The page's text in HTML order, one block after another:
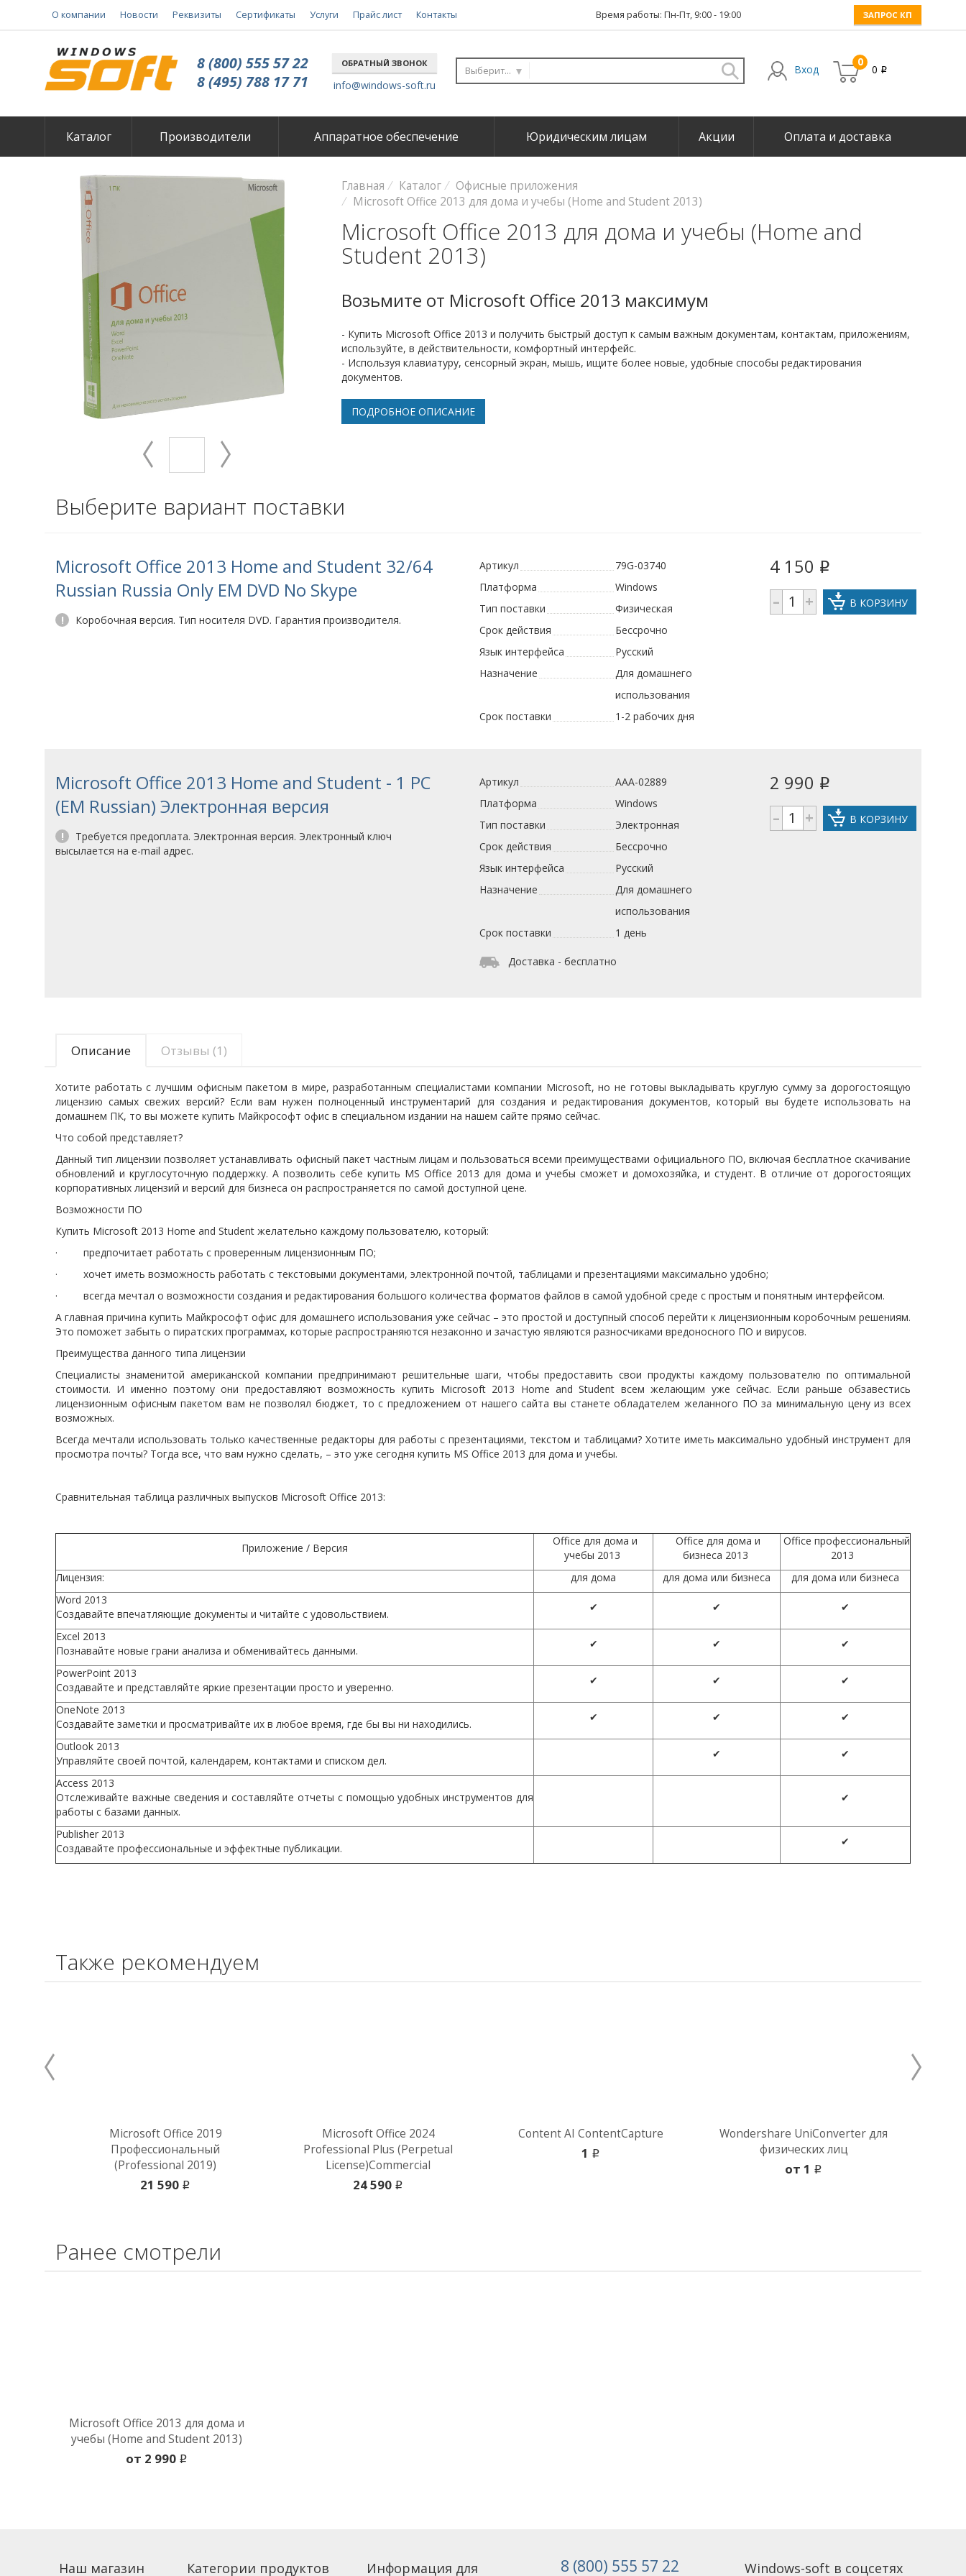
О компании Новости Реквизиты Сертификаты Услуги Прайс лист Контакты Время работы: Пн-Пт, 9:00 - 19:00 ЗАПРОС КП
8 (800) 555 57 22
8 (495) 788 17 71
ОБРАТНЫЙ ЗВОНОК
info@windows-soft.ru
Выберите... Вход
0
0 i
Каталог Производители Аппаратное обеспечение Юридическим лицам Акции Оплата и доставка
Главная Каталог
Офисные приложения
Microsoft Office 2013 для дома и учебы (Home and Student 2013)
Microsoft Office 2013 для дома и учебы (Home and
Student 2013)
Возьмите от Microsoft Office 2013 максимум
- Купить Microsoft Office 2013 и получить быстрый доступ к самым важным документам, контактам, приложениям,
используйте, в действительности, комфортный интерфейс.
- Используя клавиатуру, сенсорный экран, мышь, ищите более новые, удобные способы редактирования
документов.
ПОДРОБНОЕ ОПИСАНИЕ
Выберите вариант поставки
Microsoft Office 2013 Home and Student 32/64
Russian Russia Only EM DVD No Skype
! Коробочная версия. Тип носителя DVD. Гарантия производителя.
Артикул
79G-03740
Платформа
Windows
Тип поставки
Физическая
Срок действия
Бессрочно
Язык интерфейса
Русский
Назначение
Для домашнего
использования
Срок поставки
1-2 рабочих дня
4 150 i
– + В КОРЗИНУ
Microsoft Office 2013 Home and Student - 1 PC
(EM Russian) Электронная версия
!
Требуется предоплата. Электронная версия. Электронный ключ
высылается на e-mail адрес.
Артикул
AAA-02889
Платформа
Windows
Тип поставки
Электронная
Срок действия
Бессрочно
Язык интерфейса
Русский
Назначение
Для домашнего
использования
Срок поставки
1 день
Доставка - бесплатно
2 990 i
– + В КОРЗИНУ
Описание Отзывы (1)
Хотите работать с лучшим офисным пакетом в мире, разработанным специалистами компании Microsoft, но не готовы выкладывать круглую сумму за дорогостоящую
лицензию самых свежих версий? Если вам нужен полноценный инструментарий для создания и редактирования документов, который вы будете использовать на
домашнем ПК, то вы можете купить Майкрософт офис в специальном издании на нашем сайте прямо сейчас.
Что собой представляет?
Данный тип лицензии позволяет устанавливать офисный пакет частным лицам и пользоваться всеми преимуществами официального ПО, включая бесплатное скачивание
обновлений и круглосуточную поддержку. А позволить себе купить MS Office 2013 для дома и учебы сможет и домохозяйка, и студент. В отличие от дорогостоящих
корпоративных лицензий и версий для бизнеса он распространяется по самой доступной цене.
Возможности ПО
Купить Microsoft 2013 Home and Student желательно каждому пользователю, который:
· предпочитает работать с проверенным лицензионным ПО;
· хочет иметь возможность работать с текстовыми документами, электронной почтой, таблицами и презентациями максимально удобно;
· всегда мечтал о возможности создания и редактирования большого количества форматов файлов в самой удобной среде с простым и понятным интерфейсом.
А главная причина купить Майкрософт офис для домашнего использования уже сейчас – это простой и доступный способ перейти к лицензионным коробочным решениям.
Это поможет забыть о пиратских программах, которые распространяются незаконно и зачастую являются разносчиками вредоносного ПО и вирусов.
Преимущества данного типа лицензии
Специалисты знаменитой американской компании предпринимают решительные шаги, чтобы предоставить свои продукты каждому пользователю по оптимальной
стоимости. И именно поэтому они предоставляют возможность купить Microsoft 2013 Home and Student всем желающим уже сейчас. Если раньше обзавестись
лицензионным офисным пакетом вам не позволял бюджет, то с предложением от нашего сайта вы станете обладателем желанного ПО за минимальную цену из всех
возможных.
Всегда мечтали использовать только качественные редакторы для работы с презентациями, текстом и таблицами? Хотите иметь максимально удобный инструмент для
просмотра почты? Тогда все, что вам нужно сделать, – это уже сегодня купить MS Office 2013 для дома и учебы.
Сравнительная таблица различных выпусков Microsoft Office 2013:
Приложение / Версия
Office для дома и
учебы 2013
Office для дома и
бизнеса 2013
Office профессиональный
2013
Лицензия:
для дома для дома или бизнеса
для дома или бизнеса
Word 2013
Создавайте впечатляющие документы и читайте с удовольствием.
✔ ✔ ✔
Excel 2013
Познавайте новые грани анализа и обменивайтесь данными.
✔ ✔ ✔
PowerPoint 2013
Создавайте и представляйте яркие презентации просто и уверенно.
✔ ✔ ✔
OneNote 2013
Создавайте заметки и просматривайте их в любое время, где бы вы ни находились.
✔ ✔ ✔
Outlook 2013
Управляйте своей почтой, календарем, контактами и списком дел.
✔ ✔
Access 2013
Отслеживайте важные сведения и составляйте отчеты с помощью удобных инструментов для
работы с базами данных.
✔
Publisher 2013
Создавайте профессиональные и эффектные публикации.
✔
Также рекомендуем
Microsoft Office 2019
Профессиональный
(Professional 2019)
21 590 i
Microsoft Office 2024
Professional Plus (Perpetual
License)Commercial
24 590 i
Сontent AI ContentCapture
1 i
Wondershare UniConverter для
физических лиц
oт 1 i
Ранее смотрели
Microsoft Office 2013 для дома и
учебы (Home and Student 2013)
oт 2 990 i
Наш магазин Категории продуктов Информация для 8 (800) 555 57 22 Windows-soft в соцсетях